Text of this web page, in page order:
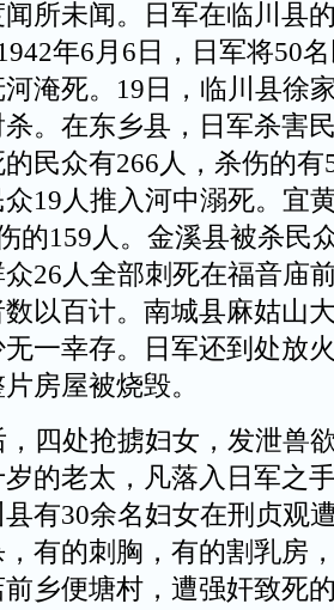
所未闻。日军在临川县
年6月6日，日军将50
淹死。19日，临川县徐
。在东乡县，日军杀害
民众有266人，杀伤的有
19人推入河中溺死。宜
的159人。金溪县被杀民
26人全部刺死在福音庙
以百计。南城县麻姑山
一幸存。日军还到处放
房屋被烧毁。
四处抢掳妇女，发泄兽
的老太，凡落入日军之
有30余名妇女在刑贞观
有的刺胸，有的割乳房
乡便塘村，遭强奸致死